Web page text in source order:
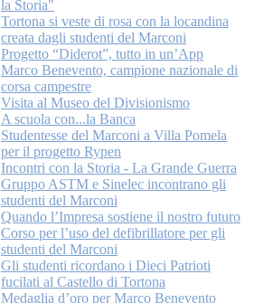
la Storia"
Tortona si veste di rosa con la locandina
creata dagli studenti del Marconi
Progetto “Diderot”, tutto in un’App
Marco Benevento, campione nazionale di
corsa campestre
Visita al Museo del Divisionismo
A scuola con...la Banca
Studentesse del Marconi a Villa Pomela
per il progetto Rypen
Incontri con la Storia - La Grande Guerra
Gruppo ASTM e Sinelec incontrano gli
studenti del Marconi
Quando l’Impresa sostiene il nostro futuro
Corso per l’uso del defibrillatore per gli
studenti del Marconi
Gli studenti ricordano i Dieci Patrioti
fucilati al Castello di Tortona
Medaglia d’oro per Marco Benevento